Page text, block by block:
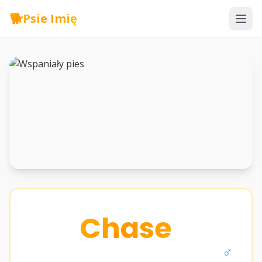
🐕Psie Imię
Chase
♂